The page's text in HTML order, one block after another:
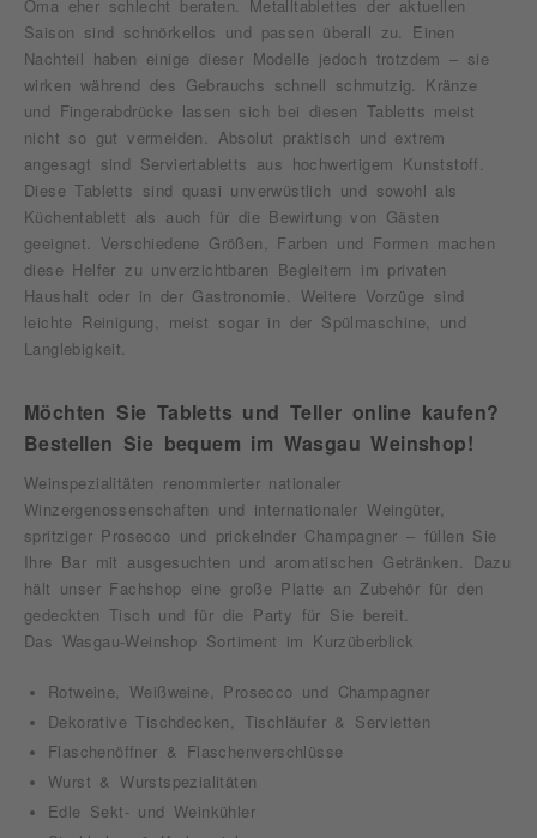
Oma eher schlecht beraten. Metalltablettes der aktuellen
Saison sind schnörkellos und passen überall zu. Einen
Nachteil haben einige dieser Modelle jedoch trotzdem – sie
wirken während des Gebrauchs schnell schmutzig. Kränze
und Fingerabdrücke lassen sich bei diesen Tabletts meist
nicht so gut vermeiden. Absolut praktisch und extrem
angesagt sind Serviertabletts aus hochwertigem Kunststoff.
Diese Tabletts sind quasi unverwüstlich und sowohl als
Küchentablett als auch für die Bewirtung von Gästen
geeignet. Verschiedene Größen, Farben und Formen machen
diese Helfer zu unverzichtbaren Begleitern im privaten
Haushalt oder in der Gastronomie. Weitere Vorzüge sind
leichte Reinigung, meist sogar in der Spülmaschine, und
Langlebigkeit.
Möchten Sie Tabletts und Teller online kaufen?
Bestellen Sie bequem im Wasgau Weinshop!
Weinspezialitäten renommierter nationaler
Winzergenossenschaften und internationaler Weingüter,
spritziger Prosecco und prickelnder Champagner – füllen Sie
Ihre Bar mit ausgesuchten und aromatischen Getränken. Dazu
hält unser Fachshop eine große Platte an Zubehör für den
gedeckten Tisch und für die Party für Sie bereit.
Das Wasgau-Weinshop Sortiment im Kurzüberblick
Rotweine, Weißweine, Prosecco und Champagner
Dekorative Tischdecken, Tischläufer & Servietten
Flaschenöffner & Flaschenverschlüsse
Wurst & Wurstspezialitäten
Edle Sekt- und Weinkühler